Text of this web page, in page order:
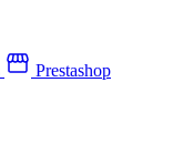
Prestashop